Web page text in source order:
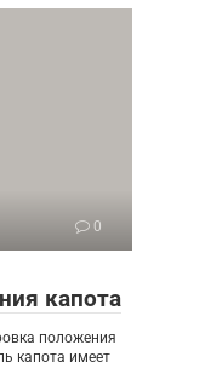
0
капота
положения
капота имеет